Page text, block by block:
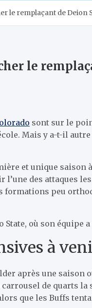
le remplaçant de Deion
le
sont sur le
Mais y a-t-il
et unique saison
l’une des attaques
peu
State, où son
à
après une saison
de quarts
que les Buffs